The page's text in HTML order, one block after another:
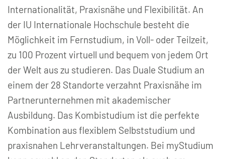
Internationalität, Praxisnähe und Flexibilität. An
der IU Internationale Hochschule besteht die
Möglichkeit im Fernstudium, in Voll- oder Teilzeit,
zu 100 Prozent virtuell und bequem von jedem Ort
der Welt aus zu studieren. Das Duale Studium an
einem der 28 Standorte verzahnt Praxisnähe im
Partnerunternehmen mit akademischer
Ausbildung. Das Kombistudium ist die perfekte
Kombination aus flexiblem Selbststudium und
praxisnahen Lehrveranstaltungen. Bei myStudium